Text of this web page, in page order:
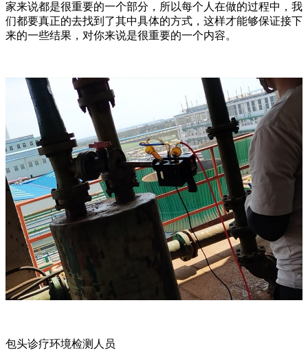
家来说都是很重要的一个部分，所以每个人在做的过程中，我
们都要真正的去找到了其中具体的方式，这样才能够保证接下
来的一些结果，对你来说是很重要的一个内容。
包头诊疗环境检测人员